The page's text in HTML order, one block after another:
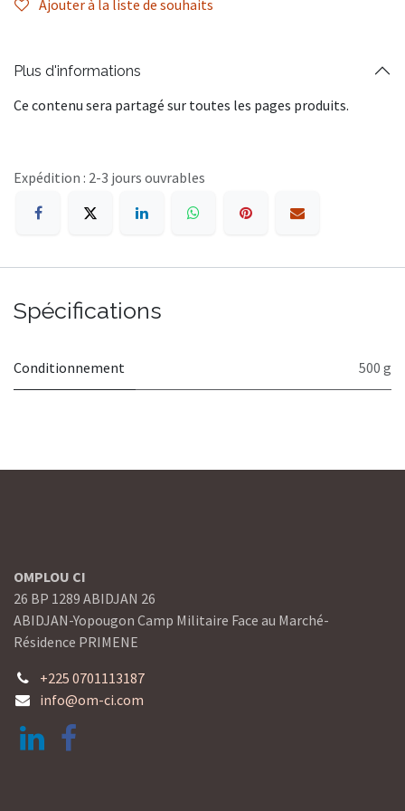
Ajouter à la liste de souhaits
Plus d'informations
Ce contenu sera partagé sur toutes les pages produits.
Expédition : 2-3 jours ouvrables
Spécifications
Conditionnement 500 g
OMPLOU CI
26 BP 1289 ABIDJAN 26
ABIDJAN-Yopougon Camp Militaire Face au Marché-
Résidence PRIMENE
+225 0701113187
info@om-ci.com